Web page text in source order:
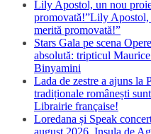
Lily Apostol, un nou
promovată!”Lily Apostol,
merită promovată!”
Stars Gala pe scena
absolută: tripticul
Binyamini
Lada de zestre a ajuns la
tradiționale românești
Librairie française!
Loredana și Speak
august 2026, Insula de